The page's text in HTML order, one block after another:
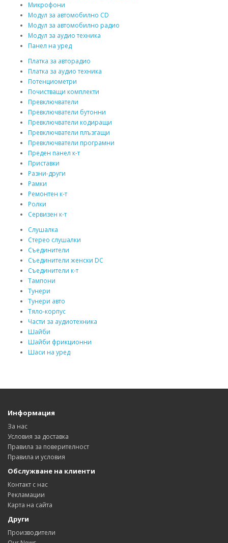
Микрофони
Модул за автомобилно CD
Модул за автомобилно радио
Модул за аудио техника
Панел на уред
Платка за авторадио
Платка за аудио техника
Потенциометри
Почистващи комплекти
Превключватели
Превключватели бутонни
Превключватели кодиращи
Превключватели плъзгащи
Превключватели програмни
Преден панел к-т
Приставки
Разни-други
Рамки
Ремонтен к-т
Ролки
Сервизен к-т
Слушалка
Стерео слушалки
Съединители
Съединители женски DC
Съединители к-т
Тампони
Тунери
Тунери авто
Тяло-корпус
Части за аудиотехника
Шайби
Шайби фрикционни
Шаси на уред
Информация
За нас
Условия за доставка
Правила за поверителност
Правила и условия
Обслужване на клиенти
Контакт с нас
Рекламации
Карта на сайта
Други
Производители